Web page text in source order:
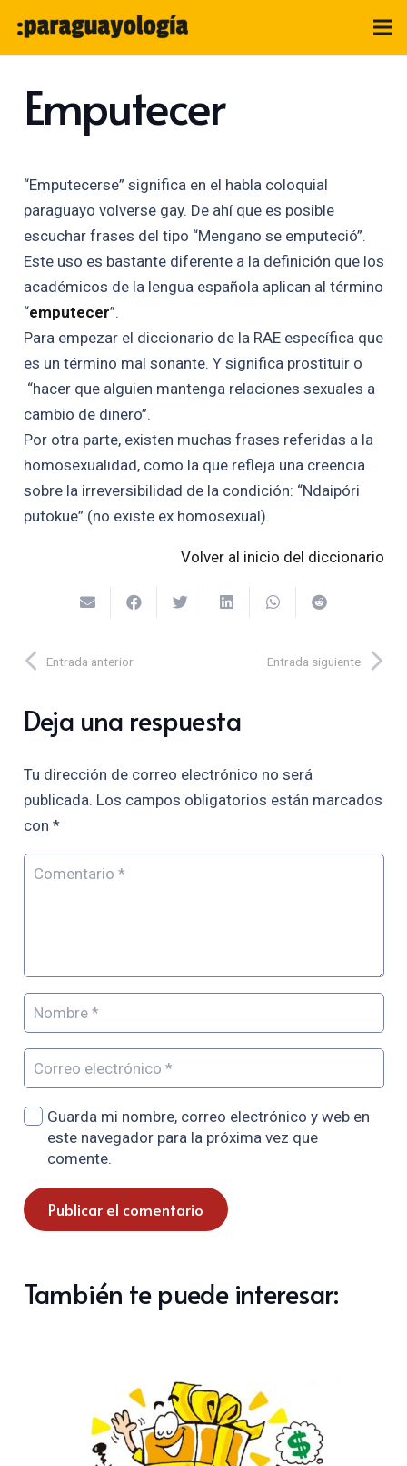
Emputecer
“Emputecerse” significa en el habla coloquial
paraguayo volverse gay. De ahí que es posible
escuchar frases del tipo “Mengano se emputeció”.
Este uso es bastante diferente a la definición que los
académicos de la lengua española aplican al término
“emputecer”.
Para empezar el diccionario de la RAE específica que
es un término mal sonante. Y significa prostituir o
“hacer que alguien mantenga relaciones sexuales a
cambio de dinero”.
Por otra parte, existen muchas frases referidas a la
homosexualidad, como la que refleja una creencia
sobre la irreversibilidad de la condición: “Ndaipóri
putokue” (no existe ex homosexual).
Volver al inicio del diccionario
Entrada anterior Entrada siguiente
Deja una respuesta
Tu dirección de correo electrónico no será
publicada. Los campos obligatorios están marcados
con *
Guarda mi nombre, correo electrónico y web en
este navegador para la próxima vez que
comente.
Publicar el comentario
También te puede interesar: